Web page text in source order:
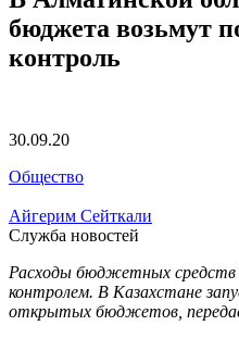
бюджета возьмут
контроль
30.09.20
Общество
Айгерим Сейткали
Служба новостей
Расходы бюджетных
контролем. В Казахстане
открытых бюджетов,